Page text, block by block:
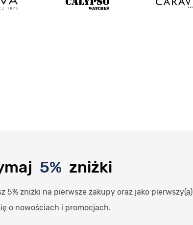
5% zniżki
5% zniżki na pierwsze zakupy oraz jako pierwszy(a)
o nowościach i promocjach.